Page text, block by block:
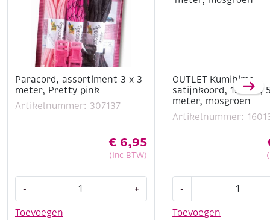
Paracord, assortiment 3 x 3
meter, Pretty pink
Artikelnummer: 307137
€ 6,95
(Inc BTW)
Toevoegen
-
3
+
OUTLET Kumihimo
satijnkoord, 1.5mm,
meter, mosgroen
Artikelnummer:
Toevoegen
-
satijnkoord,